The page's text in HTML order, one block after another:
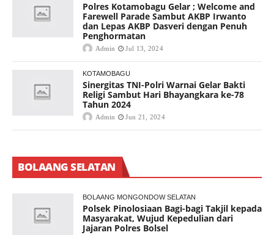
Polres Kotamobagu Gelar ; Welcome and
Farewell Parade Sambut AKBP Irwanto
dan Lepas AKBP Dasveri dengan Penuh
Penghormatan
Admin Jul 13, 2024
KOTAMOBAGU
Sinergitas TNI-Polri Warnai Gelar Bakti
Religi Sambut Hari Bhayangkara ke-78
Tahun 2024
Admin Jun 21, 2024
BOLAANG SELATAN
BOLAANG MONGONDOW SELATAN
Polsek Pinolosiaan Bagi-bagi Takjil kepada
Masyarakat, Wujud Kepedulian dari
Jajaran Polres Bolsel